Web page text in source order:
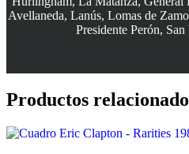
Avellaneda, Lanús, Lomas de
Presidente Perón,
Productos